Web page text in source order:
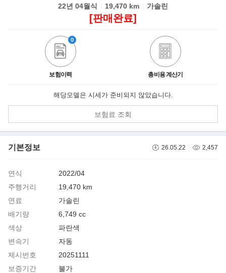
22년 04월식 19,470 km 가솔린
[판매완료]
보험이력
0
총비용 계산기
해당모델은 시세가 준비되지 않았습니다.
보험료 조회
기본정보 26.05.22 2,457
연식
2022/04
주행거리
19,470 km
연료
가솔린
배기량
6,749 cc
색상
파란색
변속기
자동
제시번호
20251111
보증기간
불가